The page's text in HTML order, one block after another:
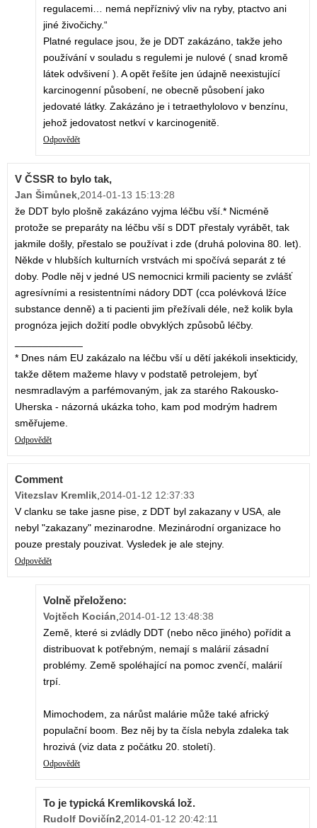
regulacemi… nemá nepříznivý vliv na ryby, ptactvo ani
jiné živočichy.“
Platné regulace jsou, že je DDT zakázáno, takže jeho
používání v souladu s regulemi je nulové ( snad kromě
látek odvšivení ). A opět řešíte jen údajně neexistující
karcinogenní působení, ne obecně působení jako
jedovaté látky. Zakázáno je i tetraethylolovo v benzínu,
jehož jedovatost netkví v karcinogenitě.
Odpovědět
V ČSSR to bylo tak,
Jan Šimůnek,2014-01-13 15:13:28
že DDT bylo plošně zakázáno vyjma léčbu vší.* Nicméně
protože se preparáty na léčbu vší s DDT přestaly vyrábět, tak
jakmile došly, přestalo se používat i zde (druhá polovina 80. let).
Někde v hlubších kulturních vrstvách mi spočívá separát z té
doby. Podle něj v jedné US nemocnici krmili pacienty se zvlášť
agresívními a resistentními nádory DDT (cca polévková lžíce
substance denně) a ti pacienti jim přežívali déle, než kolik byla
prognóza jejich dožití podle obvyklých způsobů léčby.
* Dnes nám EU zakázalo na léčbu vší u dětí jakékoli insekticidy,
takže dětem mažeme hlavy v podstatě petrolejem, byť
nesmradlavým a parfémovaným, jak za starého Rakousko-
Uherska - názorná ukázka toho, kam pod modrým hadrem
směřujeme.
Odpovědět
Comment
Vitezslav Kremlik,2014-01-12 12:37:33
V clanku se take jasne pise, z DDT byl zakazany v USA, ale
nebyl "zakazany" mezinarodne. Mezinárodní organizace ho
pouze prestaly pouzivat. Vysledek je ale stejny.
Odpovědět
Volně přeloženo:
Vojtěch Kocián,2014-01-12 13:48:38
Země, které si zvládly DDT (nebo něco jiného) pořídit a
distribuovat k potřebným, nemají s malárií zásadní
problémy. Země spoléhající na pomoc zvenčí, malárií
trpí.
Mimochodem, za nárůst malárie může také africký
populační boom. Bez něj by ta čísla nebyla zdaleka tak
hrozivá (viz data z počátku 20. století).
Odpovědět
To je typická Kremlikovská lož.
Rudolf Dovičín2,2014-01-12 20:42:11